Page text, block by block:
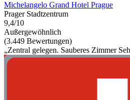
Michelangelo Grand Hotel Prague
Prager Stadtzentrum
9,4/10
Außergewöhnlich
(3.449 Bewertungen)
„Zentral gelegen. Sauberes Zimmer